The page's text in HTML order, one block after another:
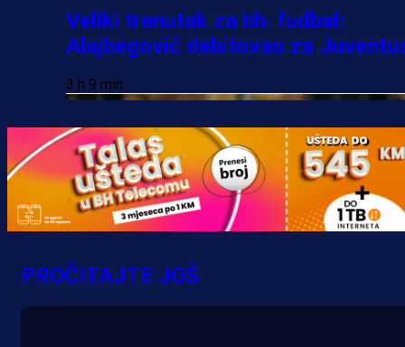
Veliki trenutak za bh. fudbal:
Alajbegović debitovao za
3 h 9 min
PROČITAJTE JOŠ